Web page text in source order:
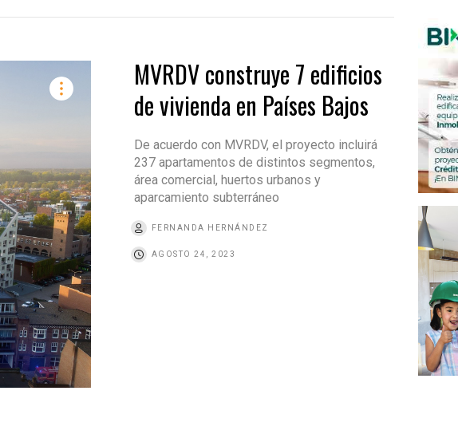
MVRDV construye 7 edificios
de vivienda en Países Bajos
De acuerdo con MVRDV, el proyecto incluirá
237 apartamentos de distintos segmentos,
área comercial, huertos urbanos y
aparcamiento subterráneo
FERNANDA HERNÁNDEZ
AGOSTO 24, 2023